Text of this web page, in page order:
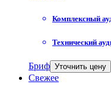
Комплексный
Технический
Бриф Уточнить цену
Свежее